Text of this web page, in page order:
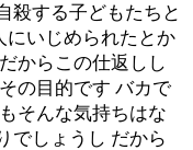
殺する子どもたちと
にいじめられたとか
からこの仕返しし
の目的です バカで
そんな気持ちはな
でしょうし だから